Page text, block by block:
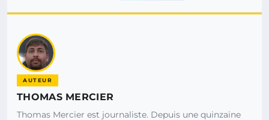
AUTEUR
THOMAS MERCIER
Thomas Mercier est journaliste. Depuis une quinzaine